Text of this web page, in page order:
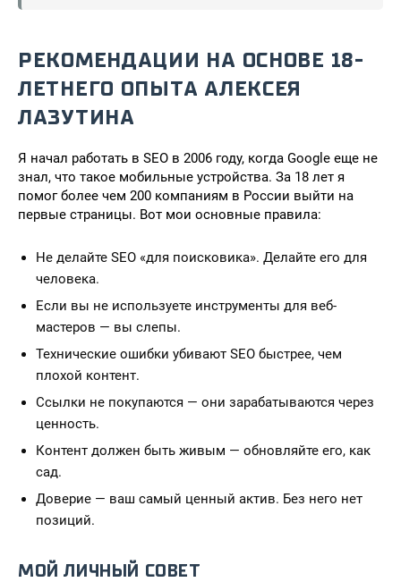
РЕКОМЕНДАЦИИ НА ОСНОВЕ 18-
ЛЕТНЕГО ОПЫТА АЛЕКСЕЯ
ЛАЗУТИНА
Я начал работать в SEO в 2006 году, когда Google еще не
знал, что такое мобильные устройства. За 18 лет я
помог более чем 200 компаниям в России выйти на
первые страницы. Вот мои основные правила:
Не делайте SEO «для поисковика». Делайте его для
человека.
Если вы не используете инструменты для веб-
мастеров — вы слепы.
Технические ошибки убивают SEO быстрее, чем
плохой контент.
Ссылки не покупаются — они зарабатываются через
ценность.
Контент должен быть живым — обновляйте его, как
сад.
Доверие — ваш самый ценный актив. Без него нет
позиций.
МОЙ ЛИЧНЫЙ СОВЕТ